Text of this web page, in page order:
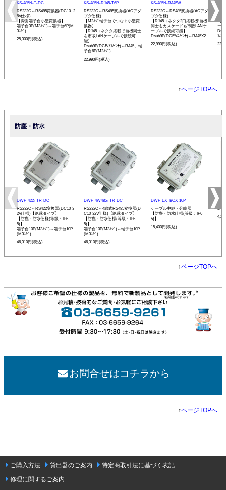
KS-485N-T-DC
RS232C⇔RS485変換器(DC10~2
5V仕様)
【両側端子台小型変換器】
端子台3P(M3ﾈｼﾞ)⇔端子台6P(M
3ﾈｼﾞ)
25,300円(税込)
KS-485N-RJ45-T6P
RS232C⇔RS485変換器(ACアダ
プタ仕様)
【M2ﾈｼﾞ端子台でつなぐ小型変
換器】
【RJ45コネクタ搭載で自機同士
を市販LANケーブルで接続可
能】
Dsub9P(DCE/ﾒｽ/ｲﾝﾁ)⇔RJ45、端
子台6P(M2ﾈｼﾞ)
22,990円(税込)
KS-485N-RJ45W
RS232C⇔RS485変換器(ACアダ
プタ仕様)
【RJ45コネクタ2口搭載機!自機
同士もカスケードも市販LANケ
ーブルで接続可能】
Dsub9P(DCE/ﾒｽ/ｲﾝﾁ)⇔RJ45X2
22,990円(税込)
【
ー
ｽ/ﾐﾘ)
↑ページTOPへ
防塵・防水
DWP-422i-TR-DC
RS232C⇔RS422変換器(DC10-3
2V仕様)【絶縁タイプ】
【防塵・防水仕様(等級：IP6
5)】
端子台10P(M3ﾈｼﾞ)⇔端子台10P
(M3ﾈｼﾞ)
46,310円(税込)
DWP-4W485i-TR-DC
RS232C⇔4線式RS485変換器(D
C10-32V仕様)【絶縁タイプ】
【防塵・防水仕様(等級：IP6
5)】
端子台10P(M3ﾈｼﾞ)⇔端子台10P
(M3ﾈｼﾞ)
46,310円(税込)
DWP-EXTBOX-10P
ケーブル中継・分岐器
【防塵・防水仕様(等級：IP6
5)】
15,400円(税込)
↑ページTOPへ
お問合せはコチラから
↑ページTOPへ
ご購入方法 貸出器のご案内
特定商取引法に基づく表記
修理に関するご案内